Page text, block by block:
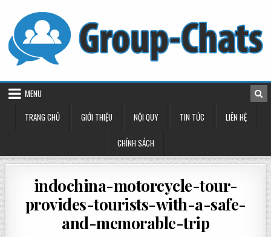
content
MENU
TRANG CHỦ
GIỚI THIỆU NỘI QUY TIN TỨC LIÊN HỆ
CHÍNH SÁCH
indochina-motorcycle-tour-
provides-tourists-with-a-safe-
and-memorable-trip